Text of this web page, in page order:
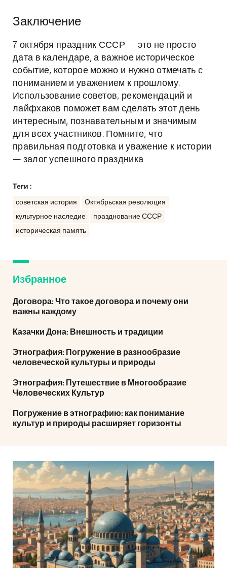
Заключение
7 октября праздник СССР — это не просто
дата в календаре, а важное историческое
событие, которое можно и нужно отмечать с
пониманием и уважением к прошлому.
Использование советов, рекомендаций и
лайфхаков поможет вам сделать этот день
интересным, познавательным и значимым
для всех участников. Помните, что
правильная подготовка и уважение к истории
— залог успешного праздника.
Теги :
советская история
Октябрьская революция
культурное наследие
празднование СССР
историческая память
Избранное
Договора: Что такое договора и почему они
важны каждому
Казачки Дона: Внешность и традиции
Этнография: Погружение в разнообразие
человеческой культуры и природы
Этнография: Путешествие в Многообразие
Человеческих Культур
Погружение в этнографию: как понимание
культур и природы расширяет горизонты